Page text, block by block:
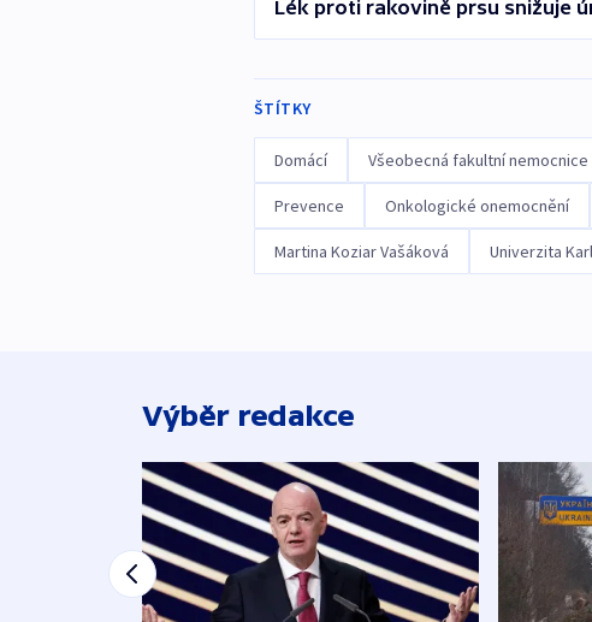
Lék proti rakovině prsu snižuje
ŠTÍTKY
Domácí Všeobecná fakultní nemocnice
Prevence Onkologické onemocnění
Martina Koziar Vašáková Univerzita
Výběr redakce